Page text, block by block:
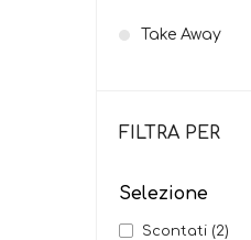
Take Away
FILTRA PER
Selezione
Scontati (2)